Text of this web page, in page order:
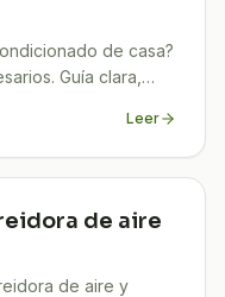
de casa?
Guía clara,
Leer
de aire
de aire y